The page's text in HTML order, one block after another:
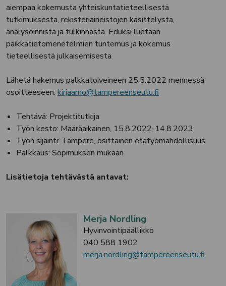
aiempaa kokemusta yhteiskuntatieteellisestä
tutkimuksesta, rekisteriaineistojen käsittelystä,
analysoinnista ja tulkinnasta. Eduksi luetaan
paikkatietomenetelmien tuntemus ja kokemus
tieteellisestä julkaisemisesta.
Lähetä hakemus palkkatoiveineen 25.5.2022 mennessä
osoitteeseen: kirjaamo@tampereenseutu.fi
Tehtävä: Projektitutkija
Työn kesto: Määräaikainen, 15.8.2022-14.8.2023
Työn sijainti: Tampere, osittainen etätyömahdollisuus
Palkkaus: Sopimuksen mukaan
Lisätietoja tehtävästä antavat:
Merja Nordling
Hyvinvointipäällikkö
040 588 1902
merja.nordling@tampereenseutu.fi